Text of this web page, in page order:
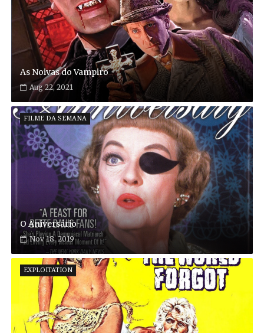
As Noivas do Vampiro
Aug 22, 2021
FILME DA SEMANA
O Aniversário
Nov 18, 2019
EXPLOITATION